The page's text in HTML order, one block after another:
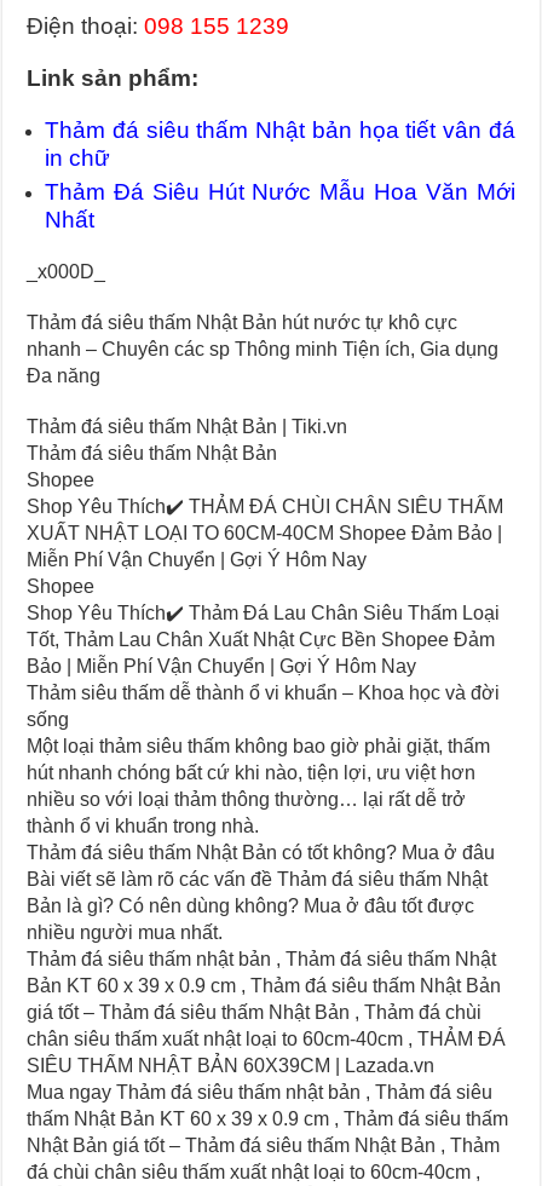
Điện thoại:098 155 1239
Link sản phẩm:
Thảm đá siêu thấm Nhật bản họa tiết vân đá
in chữ
Thảm Đá Siêu Hút Nước Mẫu Hoa Văn Mới
Nhất
_x000D_
Thảm đá siêu thấm Nhật Bản hút nước tự khô cực
nhanh – Chuyên các sp Thông minh Tiện ích, Gia dụng
Đa năng
Thảm đá siêu thấm Nhật Bản | Tiki.vn
Thảm đá siêu thấm Nhật Bản
Shopee
Shop Yêu Thích✔️ THẢM ĐÁ CHÙI CHÂN SIÊU THẤM
XUẤT NHẬT LOẠI TO 60CM-40CM Shopee Đảm Bảo |
Miễn Phí Vận Chuyển | Gợi Ý Hôm Nay
Shopee
Shop Yêu Thích✔️ Thảm Đá Lau Chân Siêu Thấm Loại
Tốt, Thảm Lau Chân Xuất Nhật Cực Bền Shopee Đảm
Bảo | Miễn Phí Vận Chuyển | Gợi Ý Hôm Nay
Thảm siêu thấm dễ thành ổ vi khuẩn – Khoa học và đời
sống
Một loại thảm siêu thấm không bao giờ phải giặt, thấm
hút nhanh chóng bất cứ khi nào, tiện lợi, ưu việt hơn
nhiều so với loại thảm thông thường… lại rất dễ trở
thành ổ vi khuẩn trong nhà.
Thảm đá siêu thấm Nhật Bản có tốt không? Mua ở đâu
Bài viết sẽ làm rõ các vấn đề Thảm đá siêu thấm Nhật
Bản là gì? Có nên dùng không? Mua ở đâu tốt được
nhiều người mua nhất.
Thảm đá siêu thấm nhật bản , Thảm đá siêu thấm Nhật
Bản KT 60 x 39 x 0.9 cm , Thảm đá siêu thấm Nhật Bản
giá tốt – Thảm đá siêu thấm Nhật Bản , Thảm đá chùi
chân siêu thấm xuất nhật loại to 60cm-40cm , THẢM ĐÁ
SIÊU THẤM NHẬT BẢN 60X39CM | Lazada.vn
Mua ngay Thảm đá siêu thấm nhật bản , Thảm đá siêu
thấm Nhật Bản KT 60 x 39 x 0.9 cm , Thảm đá siêu thấm
Nhật Bản giá tốt – Thảm đá siêu thấm Nhật Bản , Thảm
đá chùi chân siêu thấm xuất nhật loại to 60cm-40cm ,